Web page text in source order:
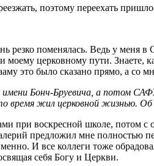
поэтому переехать
резко поменялась. Ведь у меня
моему церковному пути.
это было сказано прямо, а со
Бонч-Бруевича, а потом
время жил церковной жизнью.
при воскресной школе, потом
предложил мне полностью
И все коллеги тоже
себя Богу и Церкви.